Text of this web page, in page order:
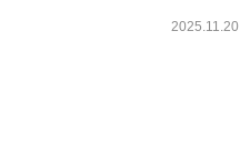
2025.11.20